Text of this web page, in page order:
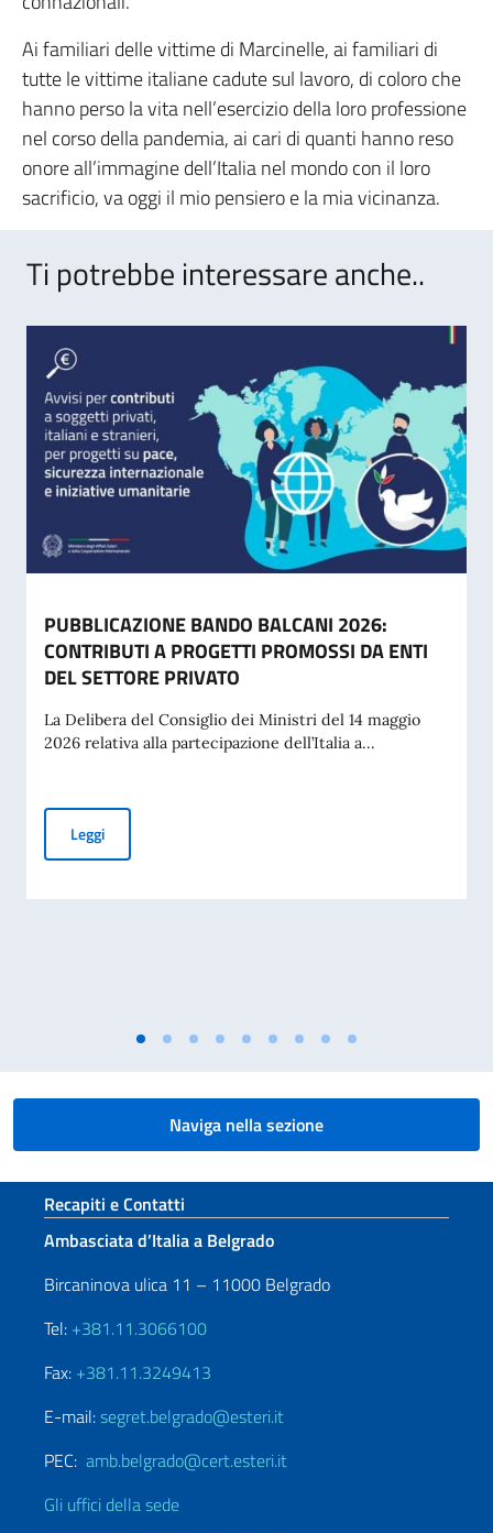
Ai familiari delle vittime di Marcinelle, ai familiari di
tutte le vittime italiane cadute sul lavoro, di coloro che
hanno perso la vita nell’esercizio della loro professione
nel corso della pandemia, ai cari di quanti hanno reso
onore all’immagine dell’Italia nel mondo con il loro
sacrificio, va oggi il mio pensiero e la mia vicinanza.
Ti potrebbe interessare anche..
PUBBLICAZIONE BANDO BALCANI 2026:
CONTRIBUTI A PROGETTI PROMOSSI DA ENTI
DEL SETTORE PRIVATO
La Delibera del Consiglio dei Ministri del 14 maggio
2026 relativa alla partecipazione dell’Italia a...
LeggiPUBBLICAZIONE BANDO BALCANI 2026: CONTRIBUTI A
Naviga nella sezione
Sezione footer
Recapiti e Contatti
Ambasciata d’Italia a Belgrado
Bircaninova ulica 11 – 11000 Belgrado
Tel: +381.11.3066100
Fax: +381.11.3249413
E-mail:segret.belgrado@esteri.it
PEC: amb.belgrado@cert.esteri.it
Gli uffici della sede